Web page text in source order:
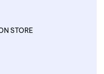
STORE